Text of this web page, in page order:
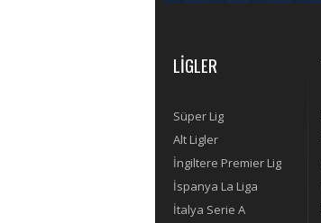
LİGLER
Süper Lig
Alt Ligler
İngiltere Premier Lig
İspanya La Liga
İtalya Serie A